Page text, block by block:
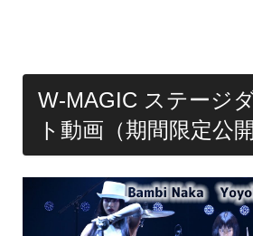
W-MAGIC ステージ
ト動画（期間限定公開